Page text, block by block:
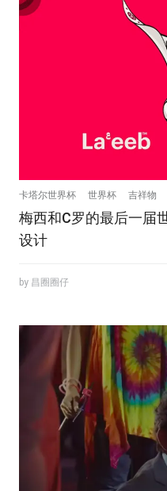
卡塔尔世界杯 世界杯 吉祥物
梅西和C罗的最后一届
设计
by 昌圈圈仔